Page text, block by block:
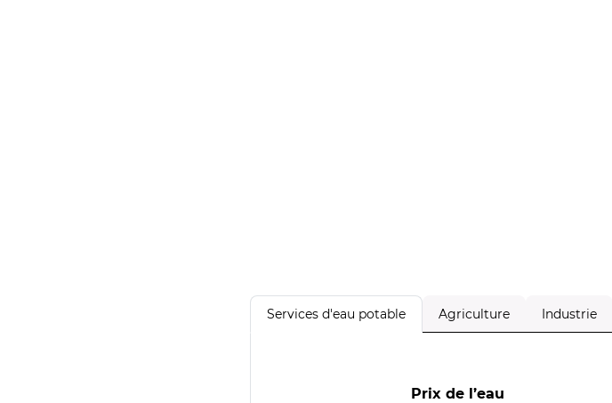
Services d'eau potable Agriculture Industrie
Prix de l’eau